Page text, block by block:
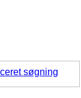
søgning